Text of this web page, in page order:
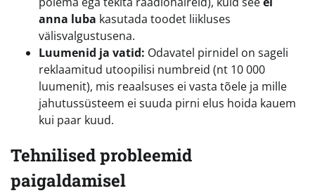
anna luba kasutada toodet liikluses
välisvalgustusena.
Luumenid ja vatid: Odavatel pirnidel on sageli
reklaamitud utoopilisi numbreid (nt 10 000
luumenit), mis reaalsuses ei vasta tõele ja mille
jahutussüsteem ei suuda pirni elus hoida kauem
kui paar kuud.
Tehnilised probleemid
paigaldamisel